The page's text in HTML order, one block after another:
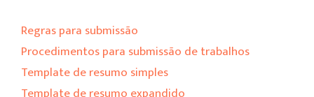
Regras para submissão
Procedimentos para submissão de trabalhos
Template de resumo simples